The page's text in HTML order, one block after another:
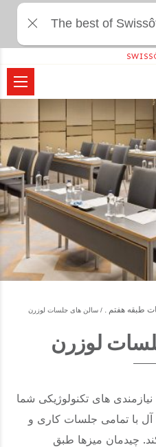
طبقه هفتم . سالن های جلسات لوزرن
لوزرن
های تکنولوژیکی شما
با تمامی جلسات کاری و
چیدمان میزها طبق
The best of